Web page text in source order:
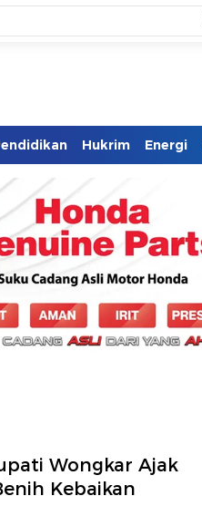
Hukrim Energi
Wongkar Ajak
Kebaikan